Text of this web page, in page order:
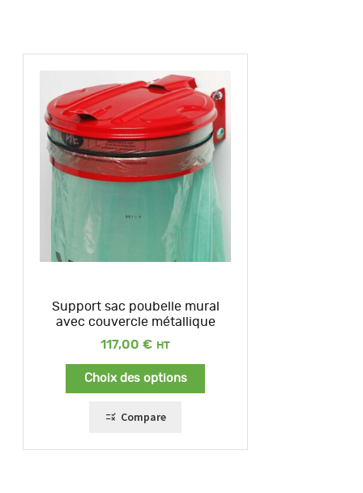
Support sac poubelle mural
avec couvercle métallique
117,00 €
Choix des options
Compare